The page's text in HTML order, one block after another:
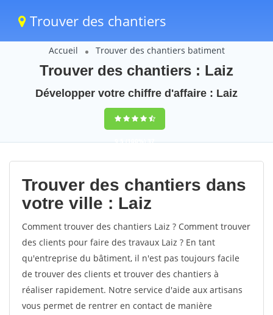
Trouver des chantiers
Accueil Trouver des chantiers batiment
Trouver des chantiers : Laiz
Développer votre chiffre d'affaire : Laiz
9,5(100%)37
votes
Trouver des chantiers dans
votre ville : Laiz
Comment trouver des chantiers Laiz ? Comment trouver
des clients pour faire des travaux Laiz ? En tant
qu'entreprise du bâtiment, il n'est pas toujours facile
de trouver des clients et trouver des chantiers à
réaliser rapidement. Notre service d'aide aux artisans
vous permet de rentrer en contact de manière